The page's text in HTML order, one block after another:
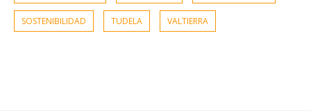
SOSTENIBILIDAD TUDELA VALTIERRA